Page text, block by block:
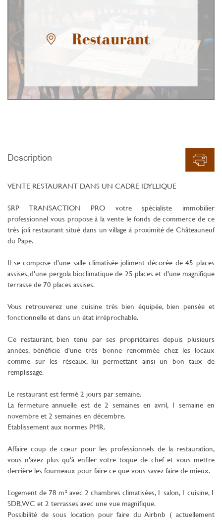
Description
VENTE RESTAURANT DANS UN CADRE IDYLLIQUE
SRP TRANSACTION PRO votre spécialiste immobilier
professionnel vous propose à la vente le fonds de commerce de ce
très joli restaurant situé dans un village à proximité de Châteauneuf
du Pape.
Il se compose d'une salle climatisée joliment décorée de 45 places
assises, d'une pergola bioclimatique de 25 places et d'une magnifique
terrasse de 70 places assises.
Vous retrouverez une cuisine très bien équipée, bien pensée et
fonctionnelle et dans un état irréprochable.
Ce restaurant, bien tenu par ses propriétaires depuis plusieurs
années, bénéficie d'une très bonne renommée chez les locaux
comme sur les réseaux, lui permettant ainsi un bon taux de
remplissage.
Le restaurant est fermé 2 jours par semaine.
La fermeture annuelle est de 2 semaines en avril, 1 semaine en
novembre et 2 semaines en décembre.
Etablissement aux normes PMR.
Affaire coup de cœur pour les professionnels de la restauration,
vous n'avez plus qu'à enfiler votre toque de chef et vous mettre
derrière les fourneaux pour faire ce que vous savez faire de mieux.
Logement de 78 m² avec 2 chambres climatisées, 1 salon, 1 cuisine, 1
SDB, WC et 2 terrasses avec une vue magnifique.
Possibilité de sous location pour faire du Airbnb ( actuellement